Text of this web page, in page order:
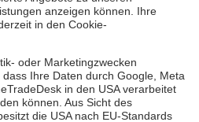
Jugend